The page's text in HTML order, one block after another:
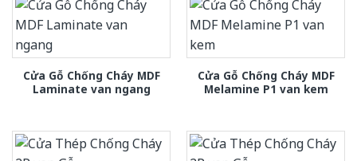
Cửa Gỗ Chống Cháy MDF
Laminate van ngang
Cửa Gỗ Chống Cháy MDF
Melamine P1 van kem